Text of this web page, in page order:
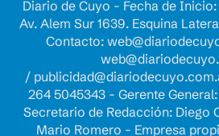
Diario de Cuyo - Fecha de
Av. Alem Sur 1639. Esquina
Contacto:
/
264 5045343 - Gerente
Secretario de Redacción: Diego
Mario Romero - Empresa